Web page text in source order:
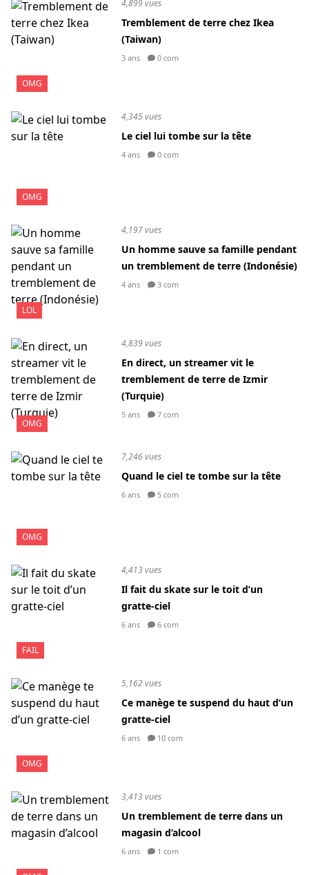
OMG
4,899 vues
Tremblement de terre chez Ikea
(Taiwan)
3 ans 0 com
OMG
4,345 vues
Le ciel lui tombe sur la tête
4 ans 0 com
LOL
4,197 vues
Un homme sauve sa famille pendant
un tremblement de terre (Indonésie)
4 ans 3 com
OMG
4,839 vues
En direct, un streamer vit le
tremblement de terre de Izmir
(Turquie)
5 ans 7 com
OMG
7,246 vues
Quand le ciel te tombe sur la tête
6 ans 5 com
FAIL
4,413 vues
Il fait du skate sur le toit d’un
gratte-ciel
6 ans 6 com
OMG
5,162 vues
Ce manège te suspend du haut d’un
gratte-ciel
6 ans 10 com
3,413 vues
Un tremblement de terre dans un
magasin d’alcool
6 ans 1 com